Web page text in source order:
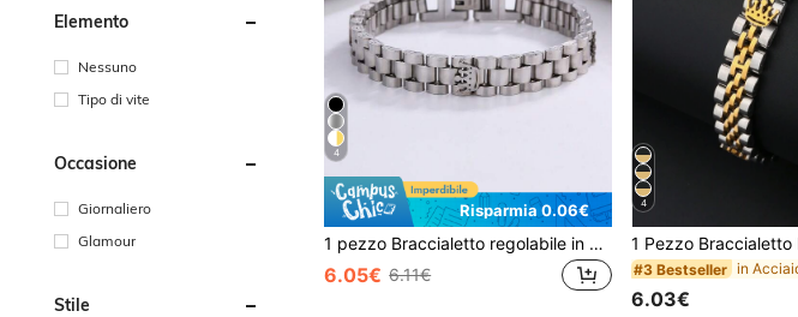
Elemento
Nessuno
Tipo di vite
Occasione
Giornaliero
Glamour
Stile
4
Risparmia 0.06€
1 pezzo Braccialetto regolabile in acciaio inossidabile con design a tripla corona
6.05€ 6.11€
4
#3 Bestseller
6.03€